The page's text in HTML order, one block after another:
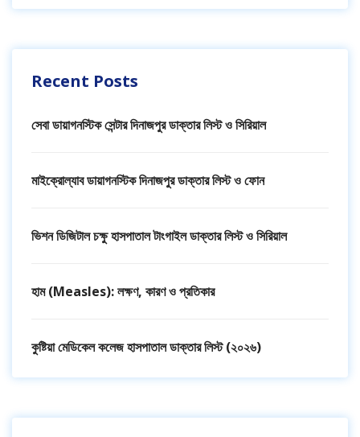
Recent Posts
সেবা ডায়াগনস্টিক সেন্টার দিনাজপুর ডাক্তার লিস্ট ও সিরিয়াল
মাইক্রোল্যাব ডায়াগনস্টিক দিনাজপুর ডাক্তার লিস্ট ও ফোন
ভিশন ডিজিটাল চক্ষু হাসপাতাল টাংগাইল ডাক্তার লিস্ট ও সিরিয়াল
হাম (Measles): লক্ষণ, কারণ ও প্রতিকার
কুষ্টিয়া মেডিকেল কলেজ হাসপাতাল ডাক্তার লিস্ট (২০২৬)